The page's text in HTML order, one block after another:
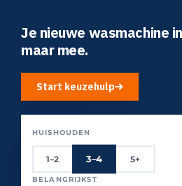
Je nieuwe wasmachine
maar mee.
Start keuzehulp
HUISHOUDEN
1–2 3–4 5+
BELANGRIJKST